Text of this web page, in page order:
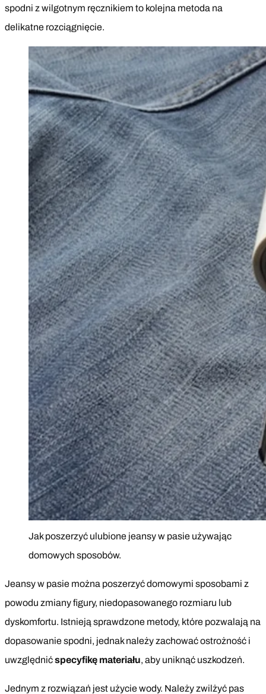
spodni z wilgotnym ręcznikiem to kolejna metoda na
delikatne rozciągnięcie.
Jak poszerzyć ulubione jeansy w pasie używając
domowych sposobów.
Jeansy w pasie można poszerzyć domowymi sposobami z
powodu zmiany figury, niedopasowanego rozmiaru lub
dyskomfortu. Istnieją sprawdzone metody, które pozwalają na
dopasowanie spodni, jednak należy zachować ostrożność i
uwzględnićspecyfikę materiału, aby uniknąć uszkodzeń.
Jednym z rozwiązań jest użycie wody. Należy zwilżyć pas